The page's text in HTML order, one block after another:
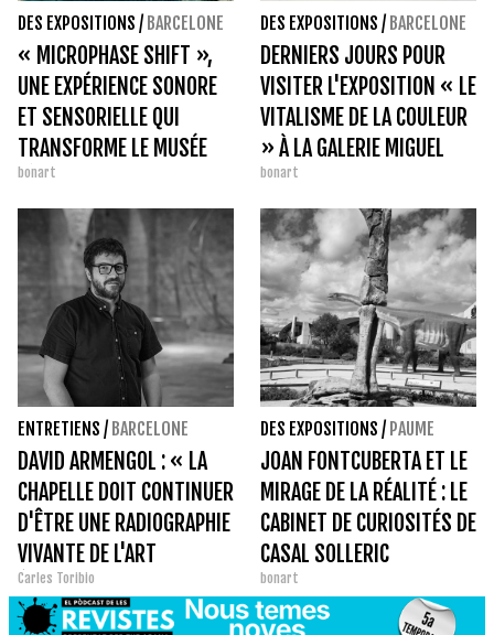
DES EXPOSITIONS / BARCELONE
« MICROPHASE SHIFT »,
UNE EXPÉRIENCE SONORE
ET SENSORIELLE QUI
TRANSFORME LE MUSÉE
TÀPIES
bonart
DES EXPOSITIONS / BARCELONE
DERNIERS JOURS POUR
VISITER L'EXPOSITION « LE
VITALISME DE LA COULEUR
» À LA GALERIE MIGUEL
MARCOS
bonart
ENTRETIENS / BARCELONE
DAVID ARMENGOL : « LA
CHAPELLE DOIT CONTINUER
D'ÊTRE UNE RADIOGRAPHIE
VIVANTE DE L'ART
ÉMERGENT. »
Carles Toribio
DES EXPOSITIONS / PAUME
JOAN FONTCUBERTA ET LE
MIRAGE DE LA RÉALITÉ : LE
CABINET DE CURIOSITÉS DE
CASAL SOLLERIC
bonart